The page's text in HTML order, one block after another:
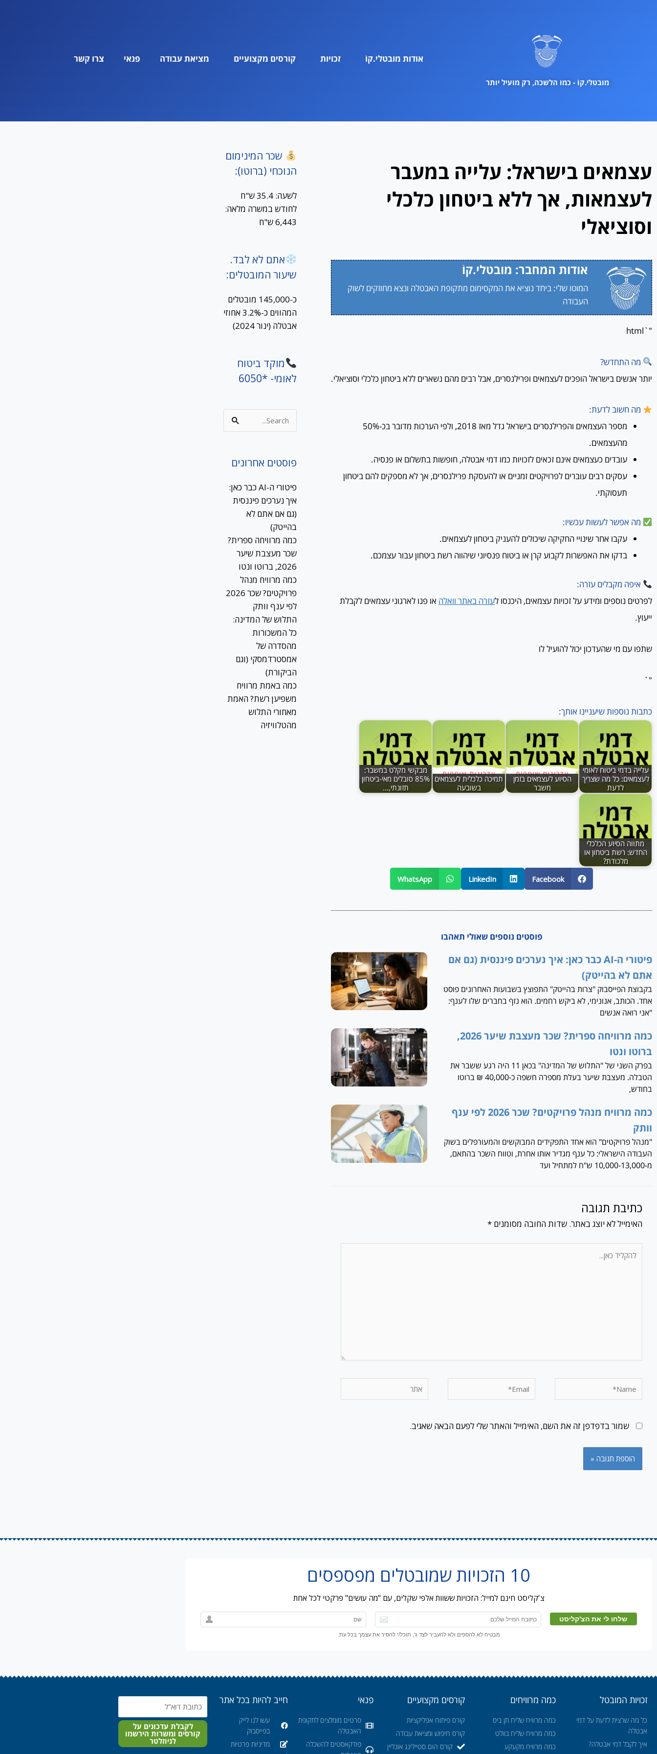
מובטלי.קוֹ - כמו הלשכה, רק מועיל יותר
אודות מובטלי.קוֹ זכויות קורסים מקצועיים מציאת עבודה פנאי צרו קשר
עצמאים בישראל: עלייה במעבר
לעצמאות, אך ללא ביטחון כלכלי
וסוציאלי
אודות המחבר: מובטלי.קוֹ
המוטו שלי: ביחד נוציא את המקסימום מתקופת האבטלה ונצא מחוזקים לשוק
העבודה
"`html
מה התחדש?
יותר אנשים בישראל הופכים לעצמאים ופרילנסרים, אבל רבים מהם נשארים ללא ביטחון כלכלי וסוציאלי.
מה חשוב לדעת:
מספר העצמאים והפרילנסרים בישראל גדל מאז 2018, ולפי הערכות מדובר בכ-50%
מהעצמאים.
עובדים כעצמאים אינם זכאים לזכויות כמו דמי אבטלה, חופשות בתשלום או פנסיה.
עסקים רבים עוברים לפרויקטים זמניים או להעסקת פרילנסרים, אך לא מספקים להם ביטחון
תעסוקתי.
מה אפשר לעשות עכשיו:
עקבו אחר שינויי החקיקה שיכולים להעניק ביטחון לעצמאים.
בדקו את האפשרות לקבוע קרן או ביטוח פנסיוני שיהווה רשת ביטחון עבור עצמכם.
איפה מקבלים עזרה:
לפרטים נוספים ומידע על זכויות עצמאים, היכנסו לעזרה באתר וואלה או פנו לארגוני עצמאים לקבלת
ייעוץ.
שתפו עם מי שהעדכון יכול להועיל לו
"`
כתבות נוספות שיעניינו אותך:
עלייה בדמי ביטוח לאומי
לעצמאים: כל מה שצריך
לדעת
הסיוע לעצמאים בזמן
משבר
תמיכה כלכלית לעצמאים
בשובעה
מבקשי מקלט במשבר:
85% סובלים מאי-ביטחון
תזונתי,…
מתווה הסיוע הכלכלי
החדש: רשת ביטחון או
מלכודת?
Facebook
LinkedIn
WhatsApp
פוסטים נוספים שאולי תאהבו
פיטורי ה-AI כבר כאן: איך נערכים פיננסית (גם אם
אתם לא בהייטק)
בקבוצת הפייסבוק "צרות בהייטק" התפוצץ בשבועות האחרונים פוסט
אחד. הכותב, אנונימי, לא ביקש רחמים. הוא נזף בחברים שלו לענף:
"אני רואה אנשים
כמה מרוויחה ספרית? שכר מעצבת שיער 2026,
ברוטו ונטו
בפרק השני של "התלוש של המדינה" בכאן 11 היה רגע ששבר את
הטבלה. מעצבת שיער בעלת מספרה חשפה כ-40,000 ₪ ברוטו
בחודש,
כמה מרוויח מנהל פרויקטים? שכר 2026 לפי ענף
וותק
"מנהל פרויקטים" הוא אחד התפקידים המבוקשים והמעורפלים בשוק
העבודה הישראלי: כל ענף מגדיר אותו אחרת, וטווח השכר בהתאם,
מ-10,000-13,000 ש"ח למתחיל ועד
כתיבת תגובה
האימייל לא יוצג באתר. שדות החובה מסומנים *
Name*
Email* אתר
שמור בדפדפן זה את השם, האימייל והאתר שלי לפעם הבאה שאגיב.
שכר המינימום
הנוכחי (ברוטו):
לשעה: 35.4 ש"ח
לחודש במשרה מלאה:
6,443 ש"ח
אתם לא לבד.
שיעור המובטלים:
כ-145,000 מובטלים
המהווים כ-3.2% אחוזי
אבטלה (ינור 2024)
מוקד ביטוח
לאומי- *6050
Search
for:
פוסטים אחרונים
פיטורי ה-AI כבר כאן:
איך נערכים פיננסית
(גם אם אתם לא
בהייטק)
כמה מרוויחה ספרית?
שכר מעצבת שיער
2026, ברוטו ונטו
כמה מרוויח מנהל
פרויקטים? שכר 2026
לפי ענף וותק
התלוש של המדינה:
כל המשכורות
מהסדרה של
אמסטרדמסקי (וגם
הביקורת)
כמה באמת מרוויח
משפיען רשת? האמת
מאחורי התלוש
מהטלוויזיה
10 הזכויות שמובטלים מפספסים
צ'קליסט חינם למייל: הזכויות ששוות אלפי שקלים, עם "מה עושים" פרקטי לכל אחת
מבטיח לא להספים ולא להעביר לצד ג', תוכל/י להסיר את עצמך בכל עת.
זכויות המובטל
כל מה שרצית לדעת על דמי
אבטלה
איך לקבל דמי אבטלה?
כמה מרוויחים
כמה מרוויח שליח תן ביס
כמה מרוויח שליח בוולט
כמה מרוויח מקעקע
קורסים מקצועיים
קורס פיתוח אפליקציות
קורס חיפוש ומציאת עבודה
קורס הום סטיילינג אונליין
פנאי
סרטים מומלצים לתקופת
האבטלה
פודקאסטים להשכלה
חייב להיות בכל אתר
עשו לנו לייק
בפייסבוק
מדיניות פרטיות
Email
לקבלת עדכונים על
קורסים ומשרות הירשמו
לניוזלטר